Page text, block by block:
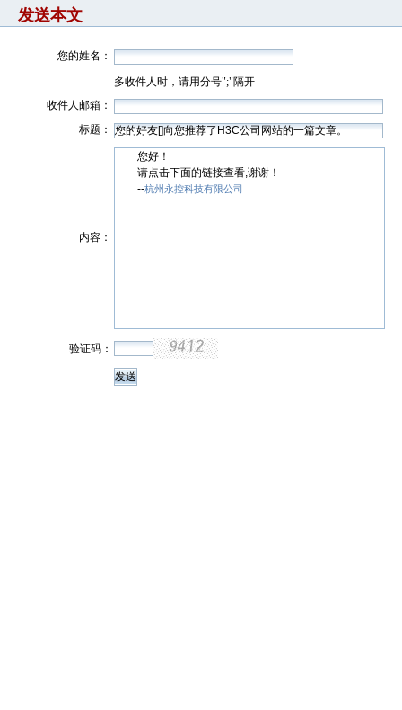
发送本文
您的姓名：
多收件人时，请用分号";"隔开
收件人邮箱：
标题：
内容：
您好！
请点击下面的链接查看,谢谢！
--杭州永控科技有限公司
验证码：